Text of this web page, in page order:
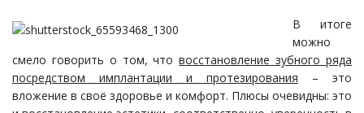
В итоге
можно
смело говорить о том, чтовосстановление зубного ряда
посредством имплантации и протезирования – это
вложение в своё здоровье и комфорт. Плюсы очевидны: это